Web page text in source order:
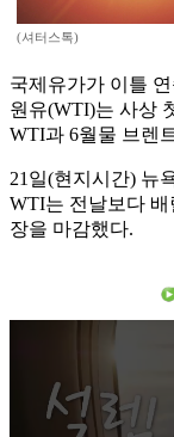
(셔터스톡)
국제유가가 이틀
원유(WTI)는 사상
WTI과 6월물 브렌
21일(현지시간) 뉴
WTI는 전날보다 배
장을 마감했다.